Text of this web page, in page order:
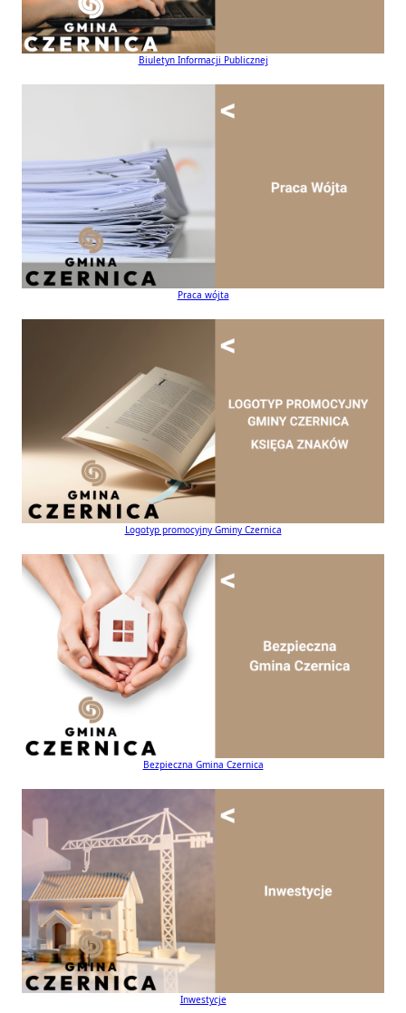
Biuletyn Informacji Publicznej
Praca wójta
Logotyp promocyjny Gminy Czernica
Bezpieczna Gmina Czernica
Inwestycje